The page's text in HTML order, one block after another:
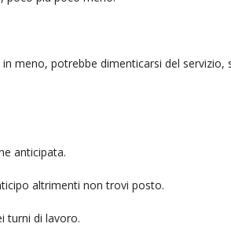
meno, potrebbe dimenticarsi del servizio,
anticipata.
altrimenti non trovi posto.
turni di lavoro.